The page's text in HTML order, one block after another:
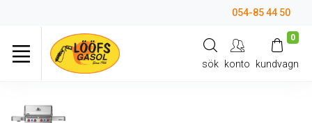
054-85 44 50
sök konto
0
kundvagn